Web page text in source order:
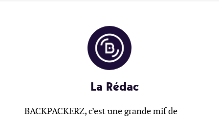
La Rédac
BACKPACKERZ, c’est une grande mif de